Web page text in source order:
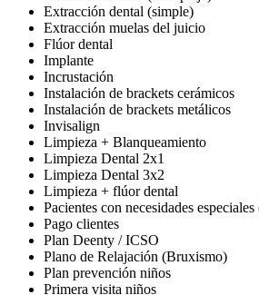
Extracción dental (simple)
Extracción muelas del juicio
Flúor dental
Implante
Incrustación
Instalación de brackets cerámicos
Instalación de brackets metálicos
Invisalign
Limpieza + Blanqueamiento
Limpieza Dental 2x1
Limpieza Dental 3x2
Limpieza + flúor dental
Pacientes con necesidades
Pago clientes
Plan Deenty / ICSO
Plano de Relajación (Bruxismo)
Plan prevención niños
Primera visita niños